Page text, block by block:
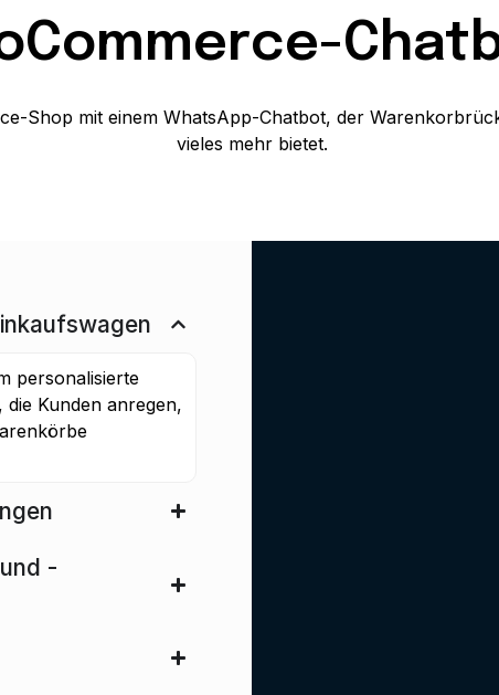
Shop mit einem WhatsApp-Chatbot, der
vieles mehr bietet.
personalisierte
Kunden anregen,
-